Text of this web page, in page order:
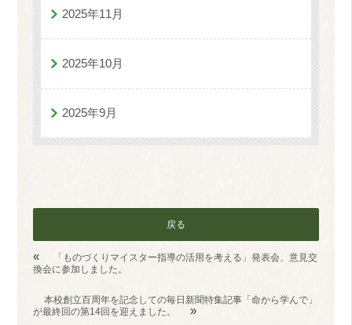
2025年11月
2025年10月
2025年9月
戻る
«
「ものづくりマイスター指導の活用を考える」発表会、意見交
換会に参加しました。
本校創立百周年を記念しての毎日新聞特集記事「命から学んで」
が最終回の第14回を迎えました。
»